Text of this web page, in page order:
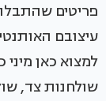
פריטים
עיצובם
למצוא כאן
שולחנות צד,